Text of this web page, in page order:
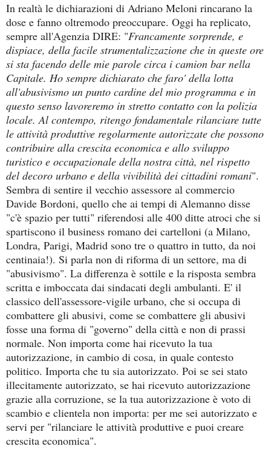
In realtà le dichiarazioni di Adriano Meloni rincarano la
dose e fanno oltremodo preoccupare. Oggi ha replicato,
sempre all'Agenzia DIRE: "Francamente sorprende, e
dispiace, della facile strumentalizzazione che in queste ore
si sta facendo delle mie parole circa i camion bar nella
Capitale. Ho sempre dichiarato che faro' della lotta
all'abusivismo un punto cardine del mio programma e in
questo senso lavoreremo in stretto contatto con la polizia
locale. Al contempo, ritengo fondamentale rilanciare tutte
le attività produttive regolarmente autorizzate che possono
contribuire alla crescita economica e allo sviluppo
turistico e occupazionale della nostra città, nel rispetto
del decoro urbano e della vivibilità dei cittadini romani".
Sembra di sentire il vecchio assessore al commercio
Davide Bordoni, quello che ai tempi di Alemanno disse
"c'è spazio per tutti" riferendosi alle 400 ditte atroci che si
spartiscono il business romano dei cartelloni (a Milano,
Londra, Parigi, Madrid sono tre o quattro in tutto, da noi
centinaia!). Si parla non di riforma di un settore, ma di
"abusivismo". La differenza è sottile e la risposta sembra
scritta e imboccata dai sindacati degli ambulanti. E' il
classico dell'assessore-vigile urbano, che si occupa di
combattere gli abusivi, come se combattere gli abusivi
fosse una forma di "governo" della città e non di prassi
normale. Non importa come hai ricevuto la tua
autorizzazione, in cambio di cosa, in quale contesto
politico. Importa che tu sia autorizzato. Poi se sei stato
illecitamente autorizzato, se hai ricevuto autorizzazione
grazie alla corruzione, se la tua autorizzazione è voto di
scambio e clientela non importa: per me sei autorizzato e
servi per "rilanciare le attività produttive e puoi creare
crescita economica".